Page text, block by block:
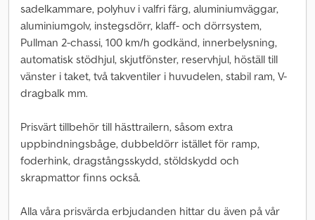
sadelkammare, polyhuv i valfri färg, aluminiumväggar,
aluminiumgolv, instegsdörr, klaff- och dörrsystem,
Pullman 2-chassi, 100 km/h godkänd, innerbelysning,
automatisk stödhjul, skjutfönster, reservhjul, höställ till
vänster i taket, två takventiler i huvudelen, stabil ram, V-
dragbalk mm.
Prisvärt tillbehör till hästtrailern, såsom extra
uppbindningsbåge, dubbeldörr istället för ramp,
foderhink, dragstångsskydd, stöldskydd och
skrapmattor finns också.
Alla våra prisvärda erbjudanden hittar du även på vår